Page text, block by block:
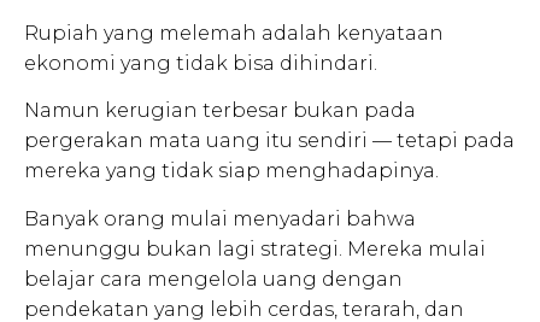
Rupiah yang melemah adalah kenyataan
ekonomi yang tidak bisa dihindari.
Namun kerugian terbesar bukan pada
pergerakan mata uang itu sendiri — tetapi pada
mereka yang tidak siap menghadapinya.
Banyak orang mulai menyadari bahwa
menunggu bukan lagi strategi. Mereka mulai
belajar cara mengelola uang dengan
pendekatan yang lebih cerdas, terarah, dan